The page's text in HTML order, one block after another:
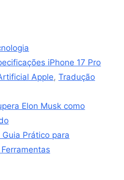
iPhone 17 Pro
Apple, Tradução
Elon Musk como
Prático para